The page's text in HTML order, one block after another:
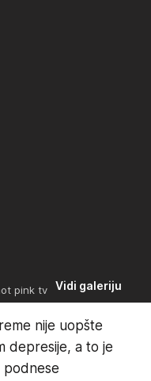
Vidi galeriju
pink tv
nije uopšte
depresije, a to je
podnese